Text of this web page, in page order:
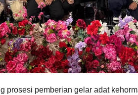
prosesi pemberian gelar adat